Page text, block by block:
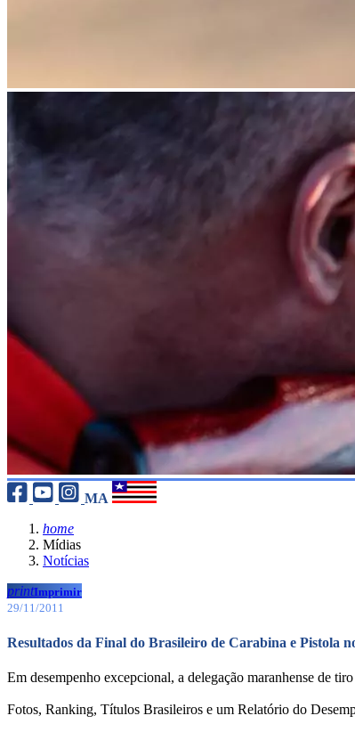
MA
home
Mídias
Notícias
printImprimir
29/11/2011
Resultados da Final do Brasileiro de Carabina e Pistola
Em desempenho excepcional, a delegação maranhense de
Fotos, Ranking, Títulos Brasileiros e um Relatório do